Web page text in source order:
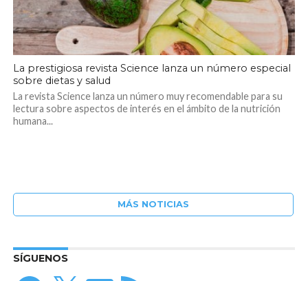
La prestigiosa revista Science lanza un número especial
sobre dietas y salud
La revista Science lanza un número muy recomendable para su
lectura sobre aspectos de interés en el ámbito de la nutrición
humana...
MÁS NOTICIAS
SÍGUENOS
Facebook
X Correo Feed